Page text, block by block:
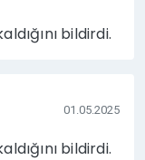
satislar
bildirdi.
01.05.2025
bildirdi.